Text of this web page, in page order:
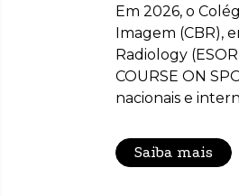
Em 2026, o
Imagem (CBR),
Radiology
COURSE ON
nacionais e
Saiba mais